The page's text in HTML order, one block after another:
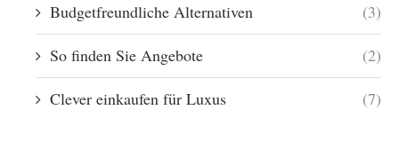
Budgetfreundliche Alternativen (3)
So finden Sie Angebote (2)
Clever einkaufen für Luxus (7)